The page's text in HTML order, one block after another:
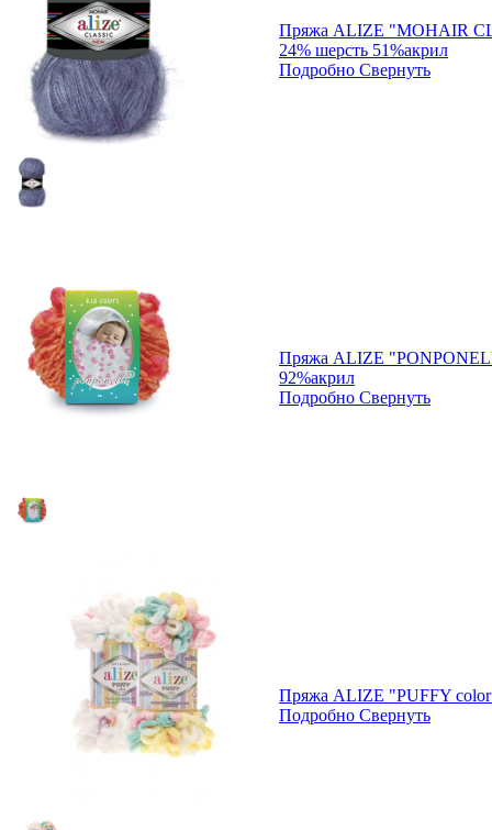
Пряжа ALIZE "MOHAIR
24% шерсть 51%акрил
Подробно Свернуть
Пряжа ALIZE
92%акрил
Подробно Свернуть
Пряжа ALIZE "PUFFY
Подробно Свернуть